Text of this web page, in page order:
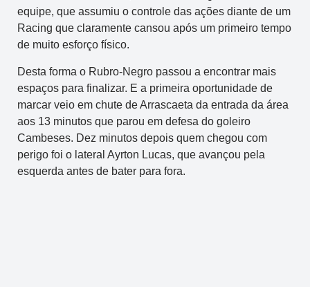
equipe, que assumiu o controle das ações diante de um
Racing que claramente cansou após um primeiro tempo
de muito esforço físico.
Desta forma o Rubro-Negro passou a encontrar mais
espaços para finalizar. E a primeira oportunidade de
marcar veio em chute de Arrascaeta da entrada da área
aos 13 minutos que parou em defesa do goleiro
Cambeses. Dez minutos depois quem chegou com
perigo foi o lateral Ayrton Lucas, que avançou pela
esquerda antes de bater para fora.